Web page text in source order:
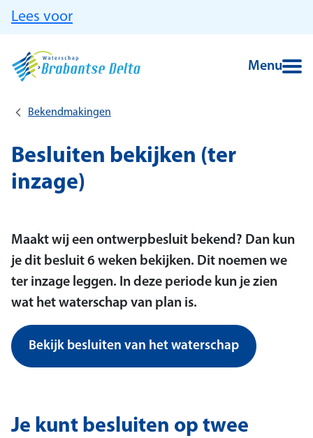
Ga naar hoofdinhoud
Lees voor
Menu
Bekendmakingen
Besluiten bekijken (ter
inzage)
Maakt wij een ontwerpbesluit bekend? Dan kun
je dit besluit 6 weken bekijken. Dit noemen we
ter inzage leggen. In deze periode kun je zien
wat het waterschap van plan is.
Bekijk besluiten van het waterschap
Je kunt besluiten op twee